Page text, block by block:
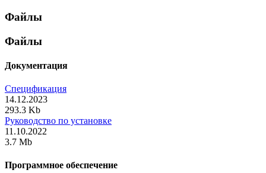
Файлы
Файлы
Документация
Спецификация
14.12.2023
293.3 Kb
Руководство по установке
11.10.2022
3.7 Mb
Программное обеспечение